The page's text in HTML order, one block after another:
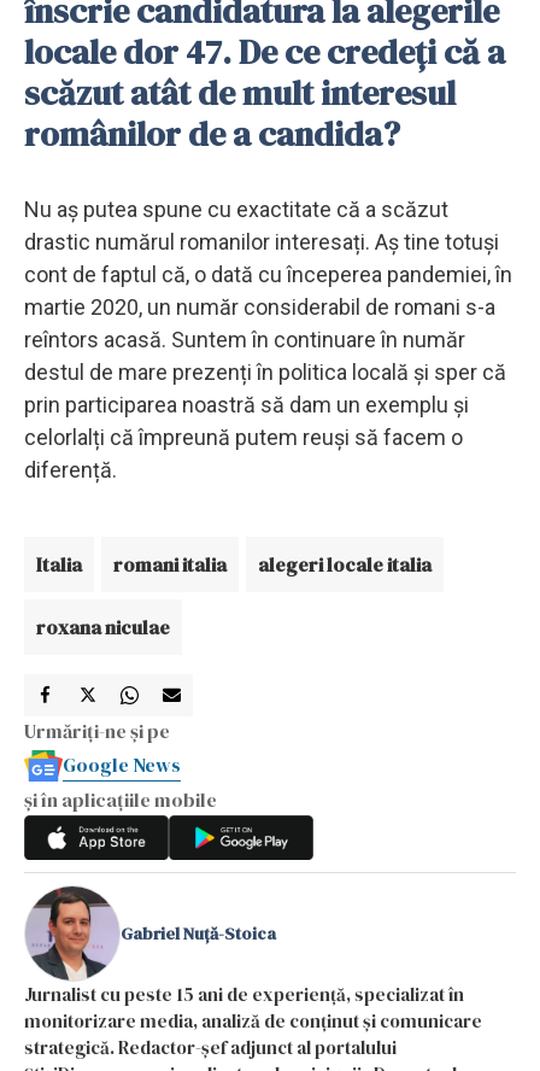
înscrie candidatura la alegerile
locale dor 47. De ce credeți că a
scăzut atât de mult interesul
românilor de a candida?
Nu aș putea spune cu exactitate că a scăzut
drastic numărul romanilor interesați. Aș tine totuși
cont de faptul că, o dată cu începerea pandemiei, în
martie 2020, un număr considerabil de romani s-a
reîntors acasă. Suntem în continuare în număr
destul de mare prezenți în politica locală și sper că
prin participarea noastră să dam un exemplu și
celorlalți că împreună putem reuși să facem o
diferență.
Italia romani italia alegeri locale italia
roxana niculae
Urmăriți-ne și pe
Google News
și în aplicațiile mobile
Gabriel Nuță-Stoica
Jurnalist cu peste 15 ani de experiență, specializat în
monitorizare media, analiză de conținut și comunicare
strategică. Redactor-șef adjunct al portalului